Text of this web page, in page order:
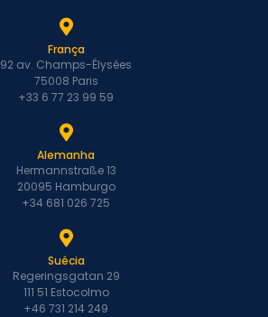
França
92 av. Champs-Élysées
75008 Paris
+33 6 77 23 99 59
Alemanha
Hermannstraße 13
20095 Hamburgo
+34 681 026 725
Suécia
Regeringsgatan 29
111 51 Estocolmo
+46 731 214 249